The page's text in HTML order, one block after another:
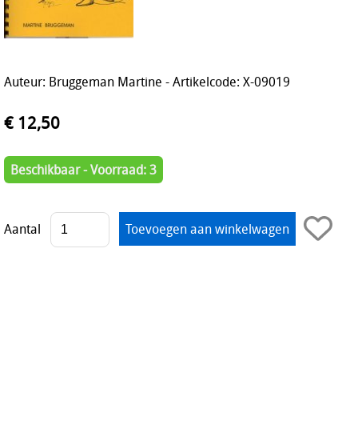
Auteur: Bruggeman Martine - Artikelcode: X-09019
€ 12,50
Beschikbaar - Voorraad: 3
Aantal